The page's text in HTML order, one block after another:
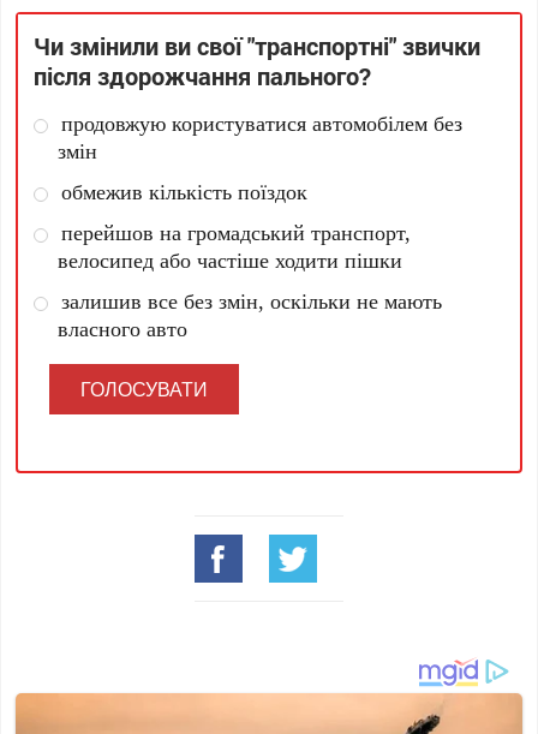
Чи змінили ви свої "транспортні" звички
після здорожчання пального?
продовжую користуватися автомобілем без
змін
обмежив кількість поїздок
перейшов на громадський транспорт,
велосипед або частіше ходити пішки
залишив все без змін, оскільки не мають
власного авто